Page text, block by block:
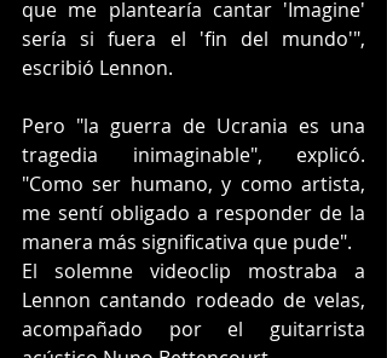
que me plantearía cantar 'Imagine'
sería si fuera el 'fin del mundo'",
escribió Lennon.
Pero "la guerra de Ucrania es una
tragedia inimaginable", explicó.
"Como ser humano, y como artista,
me sentí obligado a responder de la
manera más significativa que pude".
El solemne videoclip mostraba a
Lennon cantando rodeado de velas,
acompañado por el guitarrista